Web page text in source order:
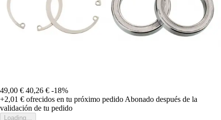
49,00 € 40,26 € -18%
+2,01 € ofrecidos en tu próximo pedido Abonado después de la
validación de tu pedido
Loading...